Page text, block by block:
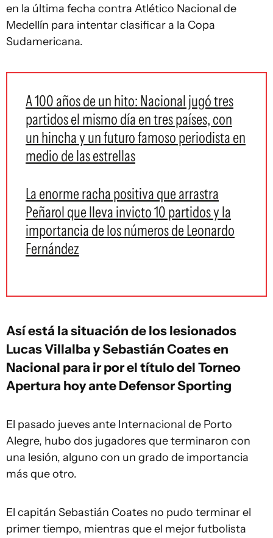
en la última fecha contra Atlético Nacional de
Medellín para intentar clasificar a la Copa
Sudamericana.
A 100 años de un hito: Nacional jugó tres
partidos el mismo día en tres países, con
un hincha y un futuro famoso periodista en
medio de las estrellas
La enorme racha positiva que arrastra
Peñarol que lleva invicto 10 partidos y la
importancia de los números de Leonardo
Fernández
Así está la situación de los lesionados
Lucas Villalba y Sebastián Coates en
Nacional para ir por el título del Torneo
Apertura hoy ante Defensor Sporting
El pasado jueves ante Internacional de Porto
Alegre, hubo dos jugadores que terminaron con
una lesión, alguno con un grado de importancia
más que otro.
El capitán Sebastián Coates no pudo terminar el
primer tiempo, mientras que el mejor futbolista